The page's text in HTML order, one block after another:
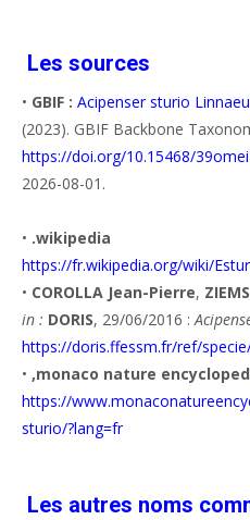
Les sources
• GBIF : Acipenser sturio
(2023). GBIF Backbone
https://doi.org/10.15468/39omei
2026-08-01.
• .wikipedia
https://fr.wikipedia.org/wiki/
• COROLLA Jean-Pierre,
in : DORIS, 29/06/2016 :
https://doris.ffessm.fr/ref/
• ,monaco nature
https://
sturio/?lang=fr
Les autres noms